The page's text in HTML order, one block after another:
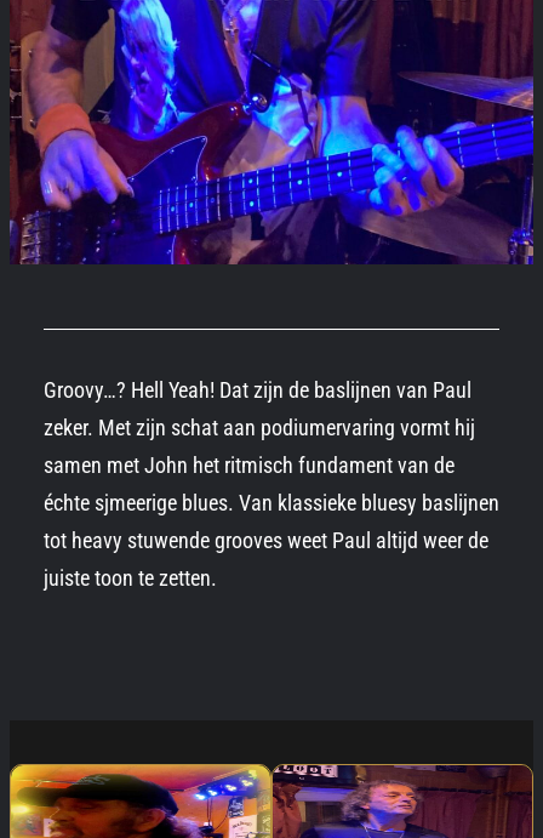
Groovy…? Hell Yeah! Dat zijn de baslijnen van Paul
zeker. Met zijn schat aan podiumervaring vormt hij
samen met John het ritmisch fundament van de
échte sjmeerige blues. Van klassieke bluesy baslijnen
tot heavy stuwende grooves weet Paul altijd weer de
juiste toon te zetten.